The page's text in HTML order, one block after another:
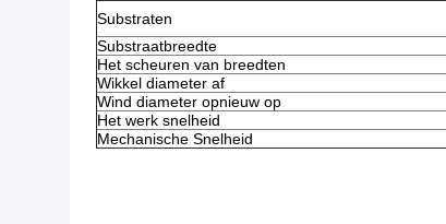
Substraten
Substraatbreedte
Het scheuren van breedten
Wikkel diameter af
Wind diameter opnieuw op
Het werk snelheid
Mechanische Snelheid